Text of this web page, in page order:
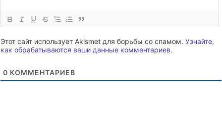
Этот сайт использует Akismet для борьбы со спамом. Узнайте,
как обрабатываются ваши данные комментариев.
0 КОММЕНТАРИЕВ